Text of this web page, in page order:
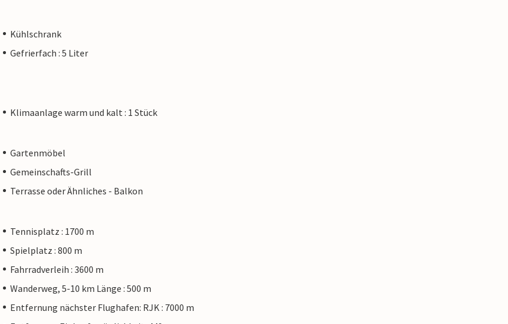
Kühlschrank
Gefrierfach : 5 Liter
Klimaanlage warm und kalt : 1 Stück
Gartenmöbel
Gemeinschafts-Grill
Terrasse oder Ähnliches - Balkon
Tennisplatz : 1700 m
Spielplatz : 800 m
Fahrradverleih : 3600 m
Wanderweg, 5-10 km Länge : 500 m
Entfernung nächster Flughafen: RJK : 7000 m